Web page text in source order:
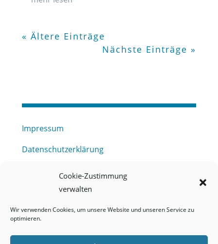
Cookie-Zustimmung
verwalten
Wir verwenden Cookies, um unsere Website und unseren Service zu
optimieren.
« Ältere Einträge
Nächste Einträge »
Impressum
Datenschutzerklärung
Haftungsausschluss
Barrierefreiheitserklärung
Meldestelle (HinSchG) des Erftverbandes